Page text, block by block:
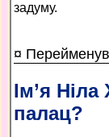
задуму.
¤
Ім’я
палац?